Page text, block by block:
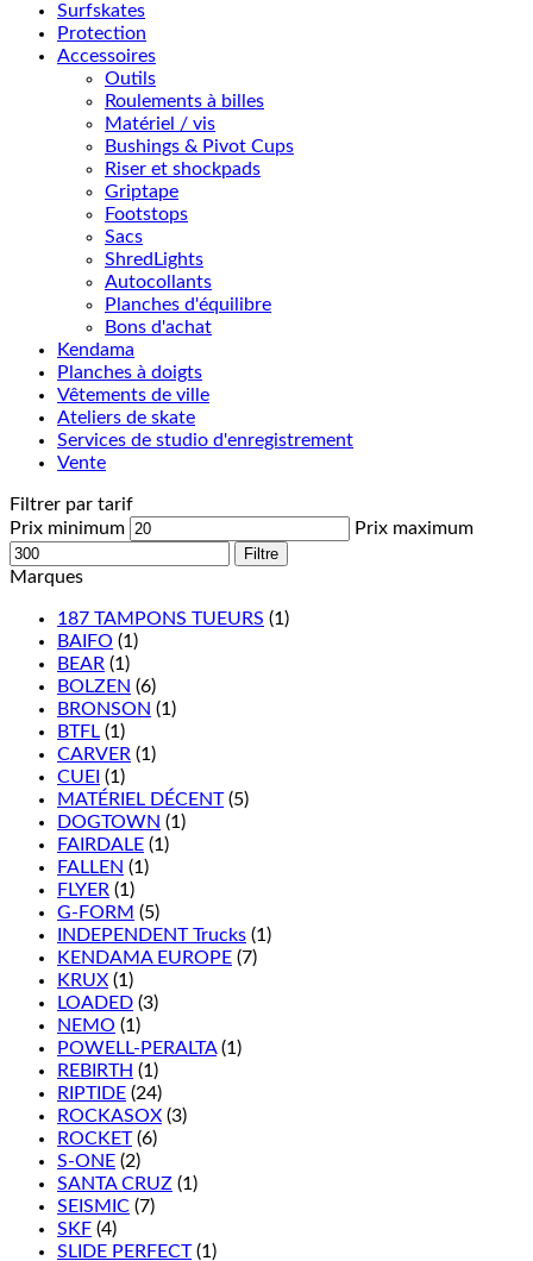
Surfskates
Protection
Accessoires
Outils
Roulements à billes
Matériel / vis
Bushings & Pivot Cups
Riser et shockpads
Griptape
Footstops
Sacs
ShredLights
Autocollants
Planches d'équilibre
Bons d'achat
Kendama
Planches à doigts
Vêtements de ville
Ateliers de skate
Services de studio d'enregistrement
Vente
Filtrer par tarif
Prix minimum
Prix maximum
Filtre
Marques
187 TAMPONS TUEURS (1)
BAIFO (1)
BEAR (1)
BOLZEN (6)
BRONSON (1)
BTFL (1)
CARVER (1)
CUEI (1)
MATÉRIEL DÉCENT (5)
DOGTOWN (1)
FAIRDALE (1)
FALLEN (1)
FLYER (1)
G-FORM (5)
INDEPENDENT Trucks (1)
KENDAMA EUROPE (7)
KRUX (1)
LOADED (3)
NEMO (1)
POWELL-PERALTA (1)
REBIRTH (1)
RIPTIDE (24)
ROCKASOX (3)
ROCKET (6)
S-ONE (2)
SANTA CRUZ (1)
SEISMIC (7)
SKF (4)
SLIDE PERFECT (1)